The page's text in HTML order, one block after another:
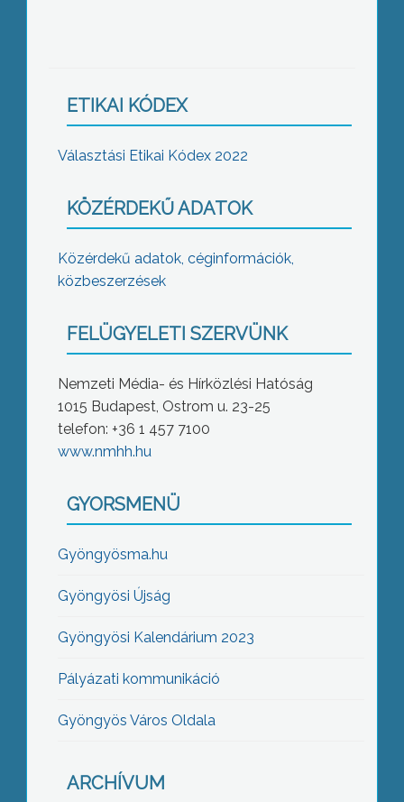
ETIKAI KÓDEX
Választási Etikai Kódex 2022
KÖZÉRDEKŰ ADATOK
Közérdekű adatok, céginformációk,
közbeszerzések
FELÜGYELETI SZERVÜNK
Nemzeti Média- és Hírközlési Hatóság
1015 Budapest, Ostrom u. 23-25
telefon: +36 1 457 7100
www.nmhh.hu
GYORSMENÜ
Gyöngyösma.hu
Gyöngyösi Újság
Gyöngyösi Kalendárium 2023
Pályázati kommunikáció
Gyöngyös Város Oldala
ARCHÍVUM